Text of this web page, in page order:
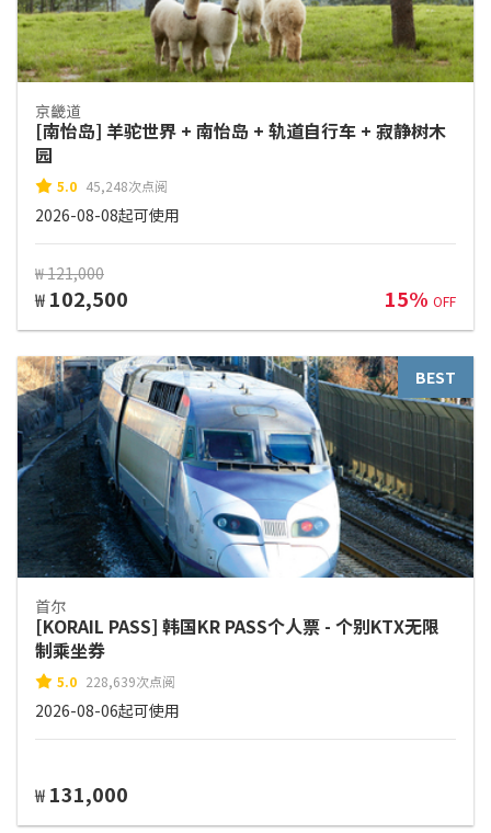
京畿道
[南怡岛] 羊驼世界 + 南怡岛 + 轨道自行车 + 寂静树木
园
5.0 45,248次点阅
2026-08-08起可使用
₩ 121,000
₩ 102,500 15% OFF
BEST
首尔
[KORAIL PASS] 韩国KR PASS个人票 - 个别KTX无限
制乘坐券
5.0 228,639次点阅
2026-08-06起可使用
₩ 131,000